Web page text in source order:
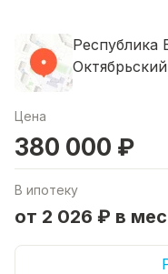
Республика
Цена
380 000 ₽
В ипотеку
от 2 026 ₽ в